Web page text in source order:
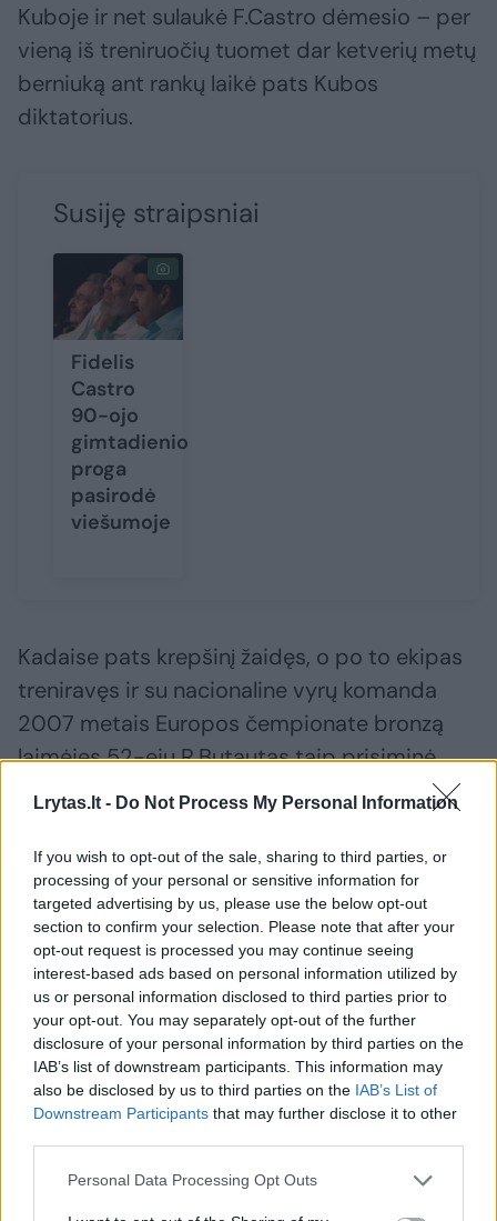
Lrytas.lt - Do Not Process My Personal Information
If you wish to opt-out of the sale, sharing to third parties, or
processing of your personal or sensitive information for
targeted advertising by us, please use the below opt-out
section to confirm your selection. Please note that after your
opt-out request is processed you may continue seeing
interest-based ads based on personal information utilized by
us or personal information disclosed to third parties prior to
your opt-out. You may separately opt-out of the further
disclosure of your personal information by third parties on the
IAB’s list of downstream participants. This information may
also be disclosed by us to third parties on the IAB’s List of
Downstream Participants that may further disclose it to other
Personal Data Processing Opt Outs
Kuboje ir net sulaukė F.Castro dėmesio – per
vieną iš treniruočių tuomet dar ketverių metų
berniuką ant rankų laikė pats Kubos
diktatorius.
Susiję straipsniai
Fidelis
Castro
90-ojo
gimtadienio
proga
pasirodė
viešumoje
Kadaise pats krepšinį žaidęs, o po to ekipas
treniravęs ir su nacionaline vyrų komanda
2007 metais Europos čempionate bronzą
laimėjęs 52-ejų R.Butautas taip prisiminė
tuos įvykius.
„Kai man buvo ketveri, mūsų šeima gyveno
toli nuo Kauno – Kuboje. Į sovietmečiu
vadinamą Laisvės salą komunistų partija
siuntė tik aukščiausios kvalifikacijos įvairių
sričių specialistus, kurie turėjo sukurti
klestinčią socialistinę Kubą. Prie šios šalies
vyrų krepšinio rinktinės vairo stojęs mano
tėvelis S.Butautas padėjo jai pasiekti pačių
didžiausių pergalių“, – prisiminė R.Butautas